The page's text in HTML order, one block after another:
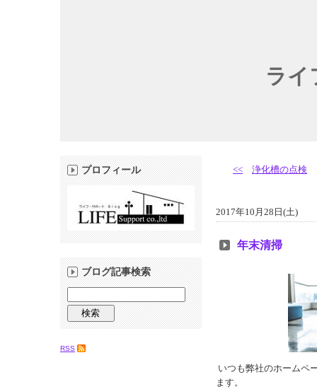
ライ
<< 浄化槽の点検
2017年10月28日(土)
年末清掃
いつも弊社のホームペ
ます。
プロフィール
ブログ記事検索
RSS